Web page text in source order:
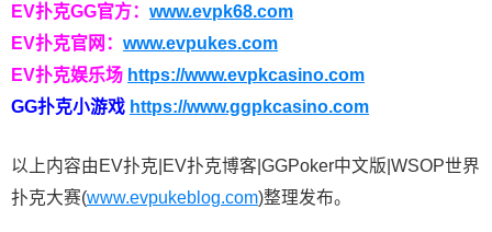
EV扑克GG官方： www.evpk68.com
EV扑克官网： www.evpukes.com
EV扑克娱乐场 https://www.evpkcasino.com
GG扑克小游戏 https://www.ggpkcasino.com
以上内容由EV扑克|EV扑克博客|GGPoker中文版|WSOP世界
扑克大赛(www.evpukeblog.com)整理发布。